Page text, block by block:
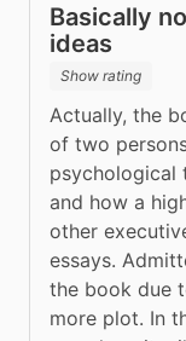
Basically
ideas
Show rating
Actually, the
of two
psychological
and how a
other
essays.
the book due
more plot. In